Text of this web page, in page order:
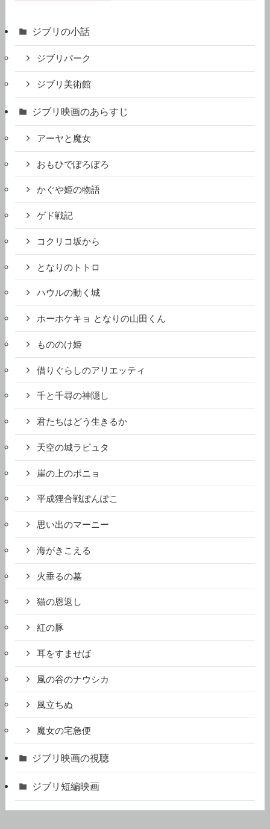
ジブリの小話
ジブリパーク
ジブリ美術館
ジブリ映画のあらすじ
アーヤと魔女
おもひでぽろぽろ
かぐや姫の物語
ゲド戦記
コクリコ坂から
となりのトトロ
ハウルの動く城
ホーホケキョ となりの山田くん
もののけ姫
借りぐらしのアリエッティ
千と千尋の神隠し
君たちはどう生きるか
天空の城ラピュタ
崖の上のポニョ
平成狸合戦ぽんぽこ
思い出のマーニー
海がきこえる
火垂るの墓
猫の恩返し
紅の豚
耳をすませば
風の谷のナウシカ
風立ちぬ
魔女の宅急便
ジブリ映画の視聴
ジブリ短編映画